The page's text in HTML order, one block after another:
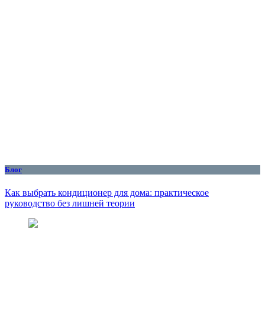
Блог
Как выбрать кондиционер для дома: практическое
руководство без лишней теории